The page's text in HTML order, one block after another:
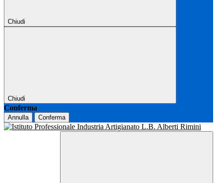
Chiudi
Chiudi
Conferma
Annulla Conferma